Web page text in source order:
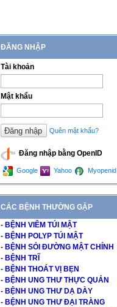
ĐĂNG NHẬP
Tài khoản
Mật khẩu
Quên mật khẩu?
Đăng nhập bằng OpenID
Google Yahoo Myopenid
CÁC BỆNH THƯỜNG GẶP
- BỆNH VIÊM TÚI MẬT
- BỆNH POLYP TÚI MẬT
- BỆNH SỎI ĐƯỜNG MẬT CHÍNH
- BỆNH TRĨ
- BỆNH THOÁT VỊ BẸN
- BỆNH UNG THƯ THỰC QUẢN
- BỆNH UNG THƯ DẠ DÀY
- BỆNH UNG THƯ ĐẠI TRÀNG